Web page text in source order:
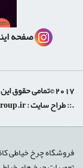
صفحه
2017 ©تمامی حقوق این وب سایت محفوظ و متعلق به شیراز ژانومه می باشد.
.:: طراح سایت :
فروشگاه چرخ خیاطی